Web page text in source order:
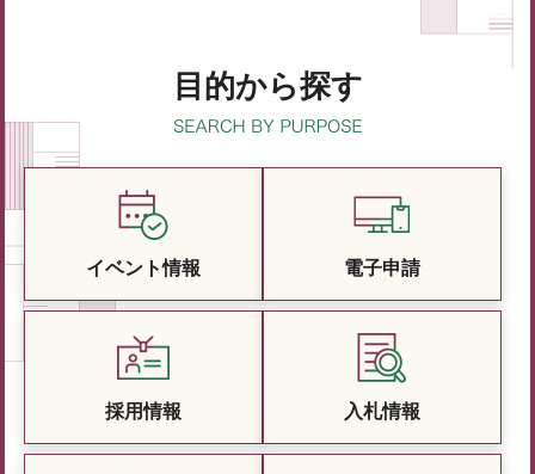
目的から探す
イベント情報 電子申請
採用情報 入札情報